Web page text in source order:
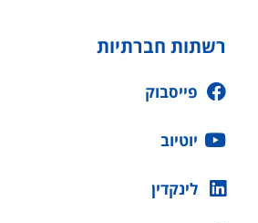
רשתות חברתיות
פייסבוק
יוטיוב
לינקדין